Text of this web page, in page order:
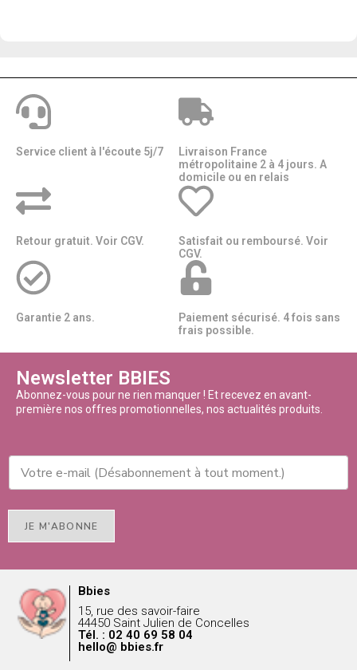
Service client à l'écoute 5j/7
Livraison France
métropolitaine 2 à 4 jours. A
domicile ou en relais​​
Retour gratuit. Voir CGV.
Satisfait ou remboursé. Voir
CGV.
Garantie 2 ans.
Paiement sécurisé. 4 fois sans
frais possible.
Newsletter BBIES
Abonnez-vous pour ne rien manquer ! Et recevez en avant-
première nos offres promotionnelles, nos actualités produits.
JE M'ABONNE
Bbies
15, rue des savoir-faire
44450 Saint Julien de Concelles
Tél. : 02 40 69 58 04
hello@ bbies.fr